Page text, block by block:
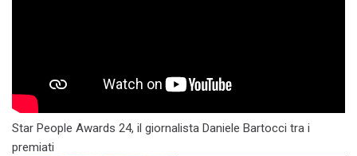
Star People Awards 24, il giornalista Daniele Bartocci tra i
premiati